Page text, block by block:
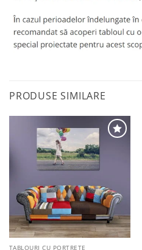
PRODUSE SIMILARE
Adaugă
favorite
TABLOURI CU PORTRETE